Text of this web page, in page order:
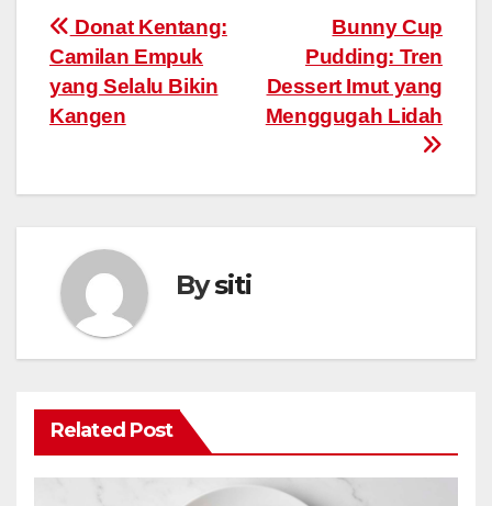
Post
navigation
Bunny Cup
Pudding: Tren
Dessert Imut yang
Menggugah Lidah
Donat Kentang:
Camilan Empuk
yang Selalu Bikin
Kangen
Bysiti
Related Post